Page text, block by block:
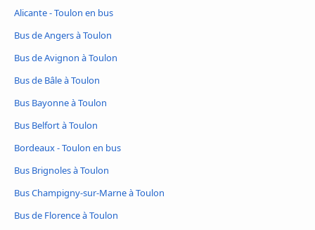
Alicante - Toulon en bus
Bus de Angers à Toulon
Bus de Avignon à Toulon
Bus de Bâle à Toulon
Bus Bayonne à Toulon
Bus Belfort à Toulon
Bordeaux - Toulon en bus
Bus Brignoles à Toulon
Bus Champigny-sur-Marne à Toulon
Bus de Florence à Toulon